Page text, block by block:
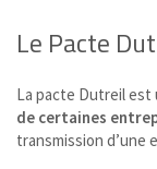
Le Pacte
La pacte Dutreil est
de certaines
transmission d’une